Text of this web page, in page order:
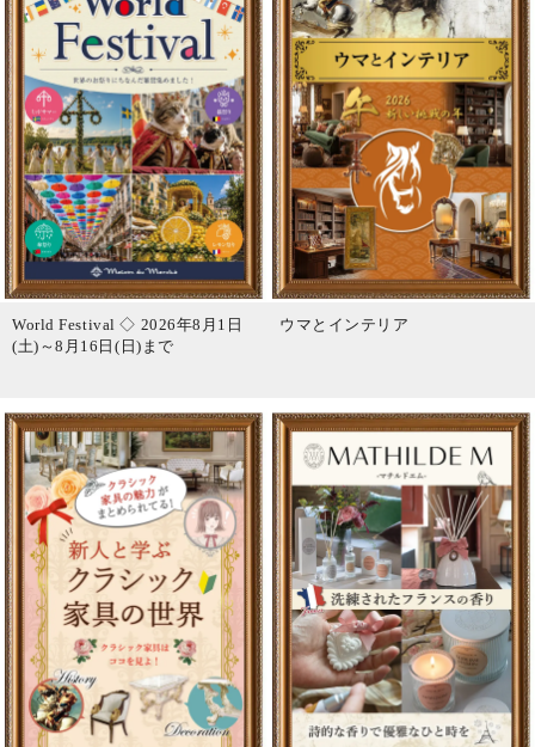
World Festival ◇ 2026年8月1日
(土)～8月16日(日)まで
ウマとインテリア